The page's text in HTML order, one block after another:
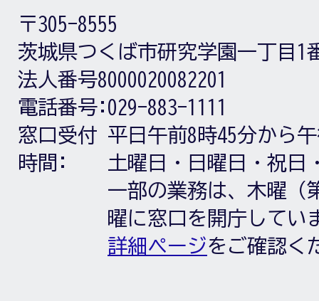
〒305-8555
茨城県つくば市研究学園一丁目1
法人番号8000020082201
電話番号: 029-883-1111
窓口受付
時間:
平日午前8時45分から
土曜日・日曜日・祝日
一部の業務は、木曜（
曜に窓口を開庁してい
詳細ページをご確認く